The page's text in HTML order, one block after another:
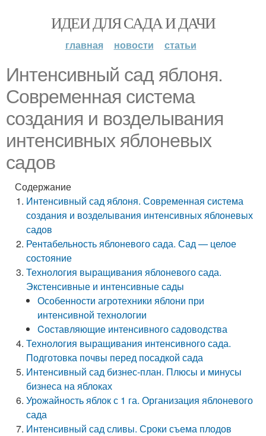
ИДЕИ ДЛЯ САДА И ДАЧИ
главная новости статьи
Интенсивный сад яблоня.
Современная система
создания и возделывания
интенсивных яблоневых
садов
Содержание
Интенсивный сад яблоня. Современная система
создания и возделывания интенсивных яблоневых
садов
Рентабельность яблоневого сада. Сад — целое
состояние
Технология выращивания яблоневого сада.
Экстенсивные и интенсивные сады
Особенности агротехники яблони при
интенсивной технологии
Cоставляющие интенсивного садоводства
Технология выращивания интенсивного сада.
Подготовка почвы перед посадкой сада
Интенсивный сад бизнес-план. Плюсы и минусы
бизнеса на яблоках
Урожайность яблок с 1 га. Организация яблоневого
сада
Интенсивный сад сливы. Сроки съема плодов